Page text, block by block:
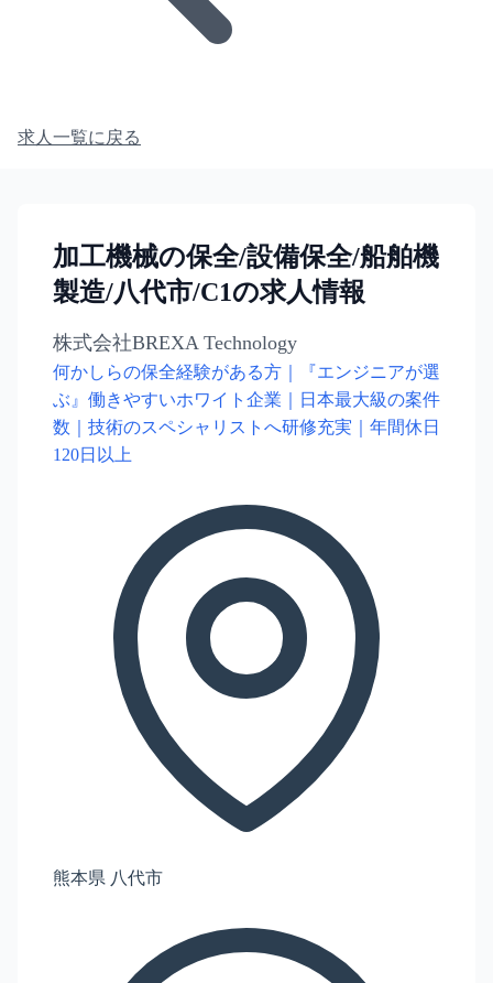
求人一覧に戻る
加工機械の保全/設備保全/船舶機
製造/八代市/C1の求人情報
株式会社BREXA Technology
何かしらの保全経験がある方｜『エンジニアが選
ぶ』働きやすいホワイト企業｜日本最大級の案件
数｜技術のスペシャリストへ研修充実｜年間休日
120日以上
熊本県 八代市